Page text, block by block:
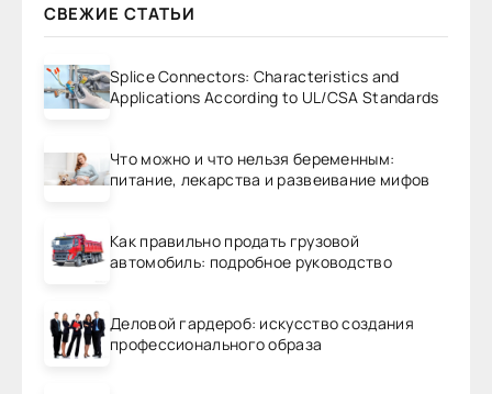
СВЕЖИЕ СТАТЬИ
Splice Connectors: Characteristics and
Applications According to UL/CSA Standards
Что можно и что нельзя беременным:
питание, лекарства и развеивание мифов
Как правильно продать грузовой
автомобиль: подробное руководство
Деловой гардероб: искусство создания
профессионального образа